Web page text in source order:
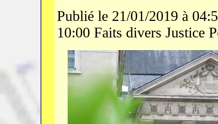
Publié le 21/01/2019 à
10:00 Faits divers Justice